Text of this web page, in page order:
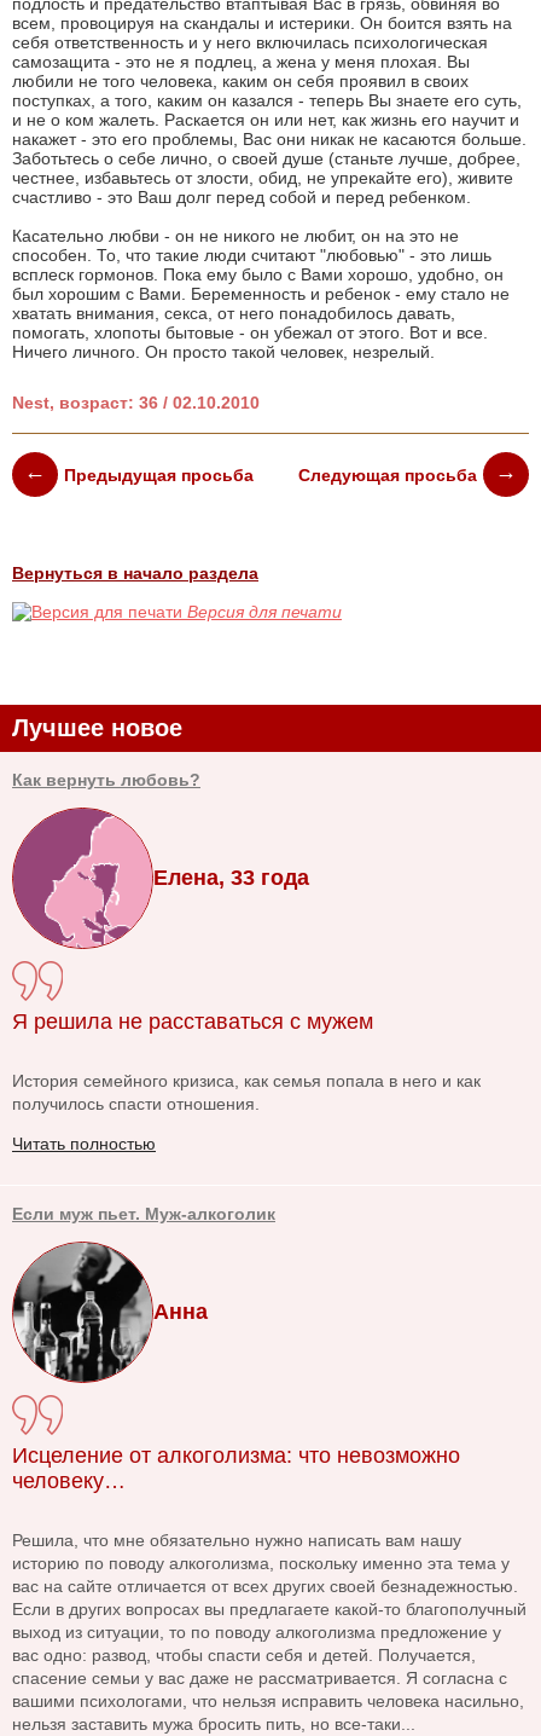
подлость и предательство втаптывая Вас в грязь, обвиняя во
всем, провоцируя на скандалы и истерики. Он боится взять на
себя ответственность и у него включилась психологическая
самозащита - это не я подлец, а жена у меня плохая. Вы
любили не того человека, каким он себя проявил в своих
поступках, а того, каким он казался - теперь Вы знаете его суть,
и не о ком жалеть. Раскается он или нет, как жизнь его научит и
накажет - это его проблемы, Вас они никак не касаются больше.
Заботьтесь о себе лично, о своей душе (станьте лучше, добрее,
честнее, избавьтесь от злости, обид, не упрекайте его), живите
счастливо - это Ваш долг перед собой и перед ребенком.
Касательно любви - он не никого не любит, он на это не
способен. То, что такие люди считают "любовью" - это лишь
всплеск гормонов. Пока ему было с Вами хорошо, удобно, он
был хорошим с Вами. Беременность и ребенок - ему стало не
хватать внимания, секса, от него понадобилось давать,
помогать, хлопоты бытовые - он убежал от этого. Вот и все.
Ничего личного. Он просто такой человек, незрелый.
Nest, возраст: 36 / 02.10.2010
Предыдущая просьба Следующая просьба
Вернуться в начало раздела
Версия для печати
Лучшее новое
Как вернуть любовь?
Елена, 33 года
Я решила не расставаться с мужем
История семейного кризиса, как семья попала в него и как
получилось спасти отношения.
Читать полностью
Если муж пьет. Муж-алкоголик
Анна
Исцеление от алкоголизма: что невозможно
человеку…
Решила, что мне обязательно нужно написать вам нашу
историю по поводу алкоголизма, поскольку именно эта тема у
вас на сайте отличается от всех других своей безнадежностью.
Если в других вопросах вы предлагаете какой-то благополучный
выход из ситуации, то по поводу алкоголизма предложение у
вас одно: развод, чтобы спасти себя и детей. Получается,
спасение семьи у вас даже не рассматривается. Я согласна с
вашими психологами, что нельзя исправить человека насильно,
нельзя заставить мужа бросить пить, но все-таки...